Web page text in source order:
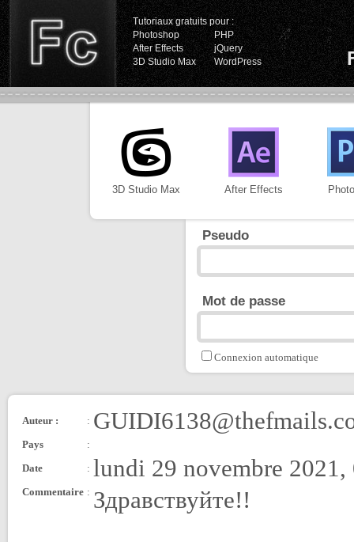
Tutoriaux gratuits pour :
Photoshop
PHP
After Effects
jQuery
3D Studio Max
WordPress
3D Studio Max After Effects
Pseudo
Mot de passe
Connexion automatique
Auteur : :
Pays
:
Date
: lundi 29 novembre 2021,
Commentaire : Здравствуйте!!